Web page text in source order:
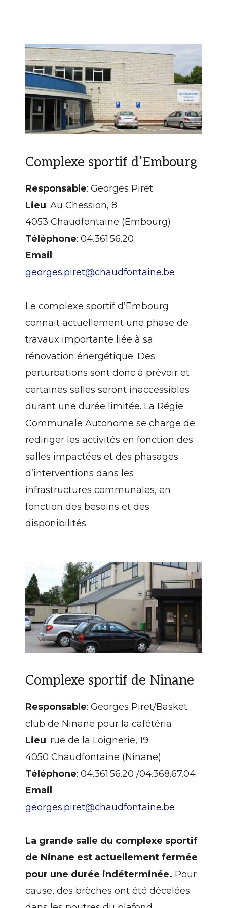
Complexe sportif d’Embourg
Responsable: Georges Piret
Lieu: Au Chession, 8
4053 Chaudfontaine (Embourg)
Téléphone: 04.361.56.20
Email :
georges.piret@chaudfontaine.be
Le complexe sportif d’Embourg
connait actuellement une phase de
travaux importante liée à sa
rénovation énergétique. Des
perturbations sont donc à prévoir et
certaines salles seront inaccessibles
durant une durée limitée. La Régie
Communale Autonome se charge de
rediriger les activités en fonction des
salles impactées et des phasages
d’interventions dans les
infrastructures communales, en
fonction des besoins et des
disponibilités.
Complexe sportif de Ninane
Responsable: Georges Piret/Basket
club de Ninane pour la cafétéria
Lieu: rue de la Loignerie, 19
4050 Chaudfontaine (Ninane)
Téléphone: 04.361.56.20 /04.368.67.04
Email :
georges.piret@chaudfontaine.be
La grande salle du complexe sportif
de Ninane est actuellement fermée
pour une durée indéterminée. Pour
cause, des brèches ont été décelées